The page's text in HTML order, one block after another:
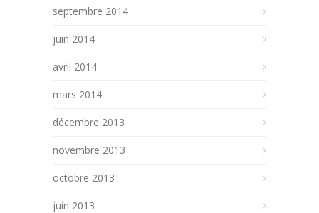
septembre 2014
juin 2014
avril 2014
mars 2014
décembre 2013
novembre 2013
octobre 2013
juin 2013